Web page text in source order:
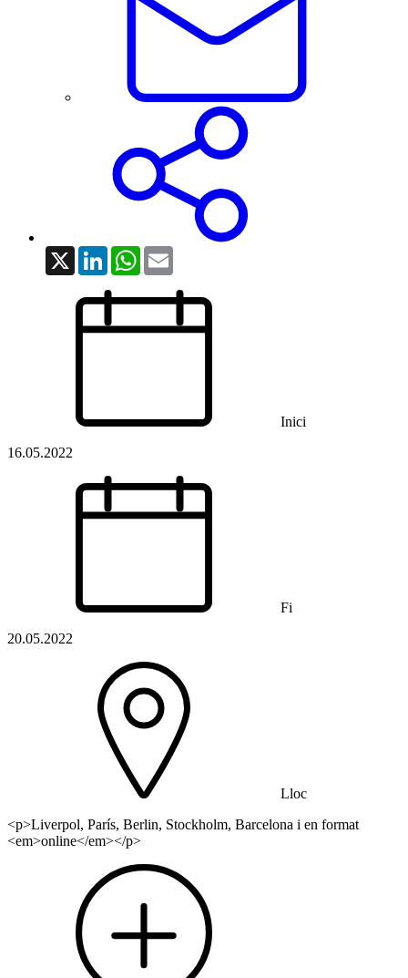
X LinkedInWhatsApp
Inici
16.05.2022
Fi
20.05.2022
Lloc
<p>Liverpol, París, Berlin, Stockholm, Barcelona i en format
<em>online</em></p>